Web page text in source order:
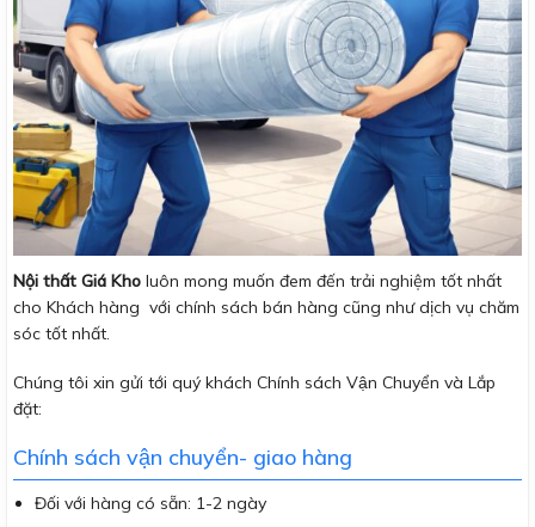
Nội thất Giá Kho luôn mong muốn đem đến trải nghiệm tốt nhất
cho Khách hàng với chính sách bán hàng cũng như dịch vụ chăm
sóc tốt nhất.
Chúng tôi xin gửi tới quý khách Chính sách Vận Chuyển và Lắp
đặt:
Chính sách vận chuyển- giao hàng
Đối với hàng có sẵn: 1-2 ngày